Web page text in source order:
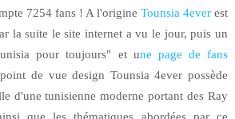
7254 fans ! A l'origineTounsia 4ever est
la suite le site internet a vu le jour, puis un
pour toujours" et une page de fans
de vue design Tounsia 4ever possède
d'une tunisienne moderne portant des Ray